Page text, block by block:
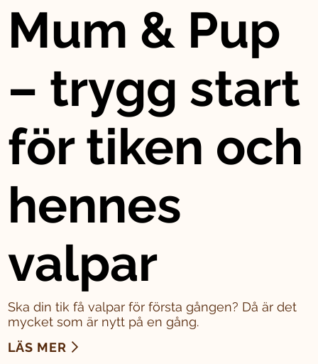
Mum & Pup
– trygg start
för tiken och
hennes
valpar
Ska din tik få valpar för första gången? Då är det
mycket som är nytt på en gång.
LÄS MER